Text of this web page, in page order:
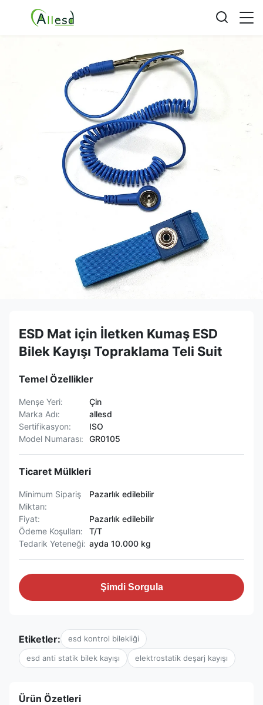
ESD Mat için İletken Kumaş ESD
Bilek Kayışı Topraklama Teli Suit
Temel Özellikler
Menşe Yeri:
Çin
Marka Adı:
allesd
Sertifikasyon:
ISO
Model Numarası:
GR0105
Ticaret Mülkleri
Minimum Sipariş
Miktarı:
Pazarlık edilebilir
Fiyat:
Pazarlık edilebilir
Ödeme Koşulları:
T/T
Tedarik Yeteneği: ayda 10.000 kg
Şimdi Sorgula
Etiketler: esd kontrol bilekliği
esd anti statik bilek kayışı elektrostatik deşarj kayışı
Ürün Özetleri